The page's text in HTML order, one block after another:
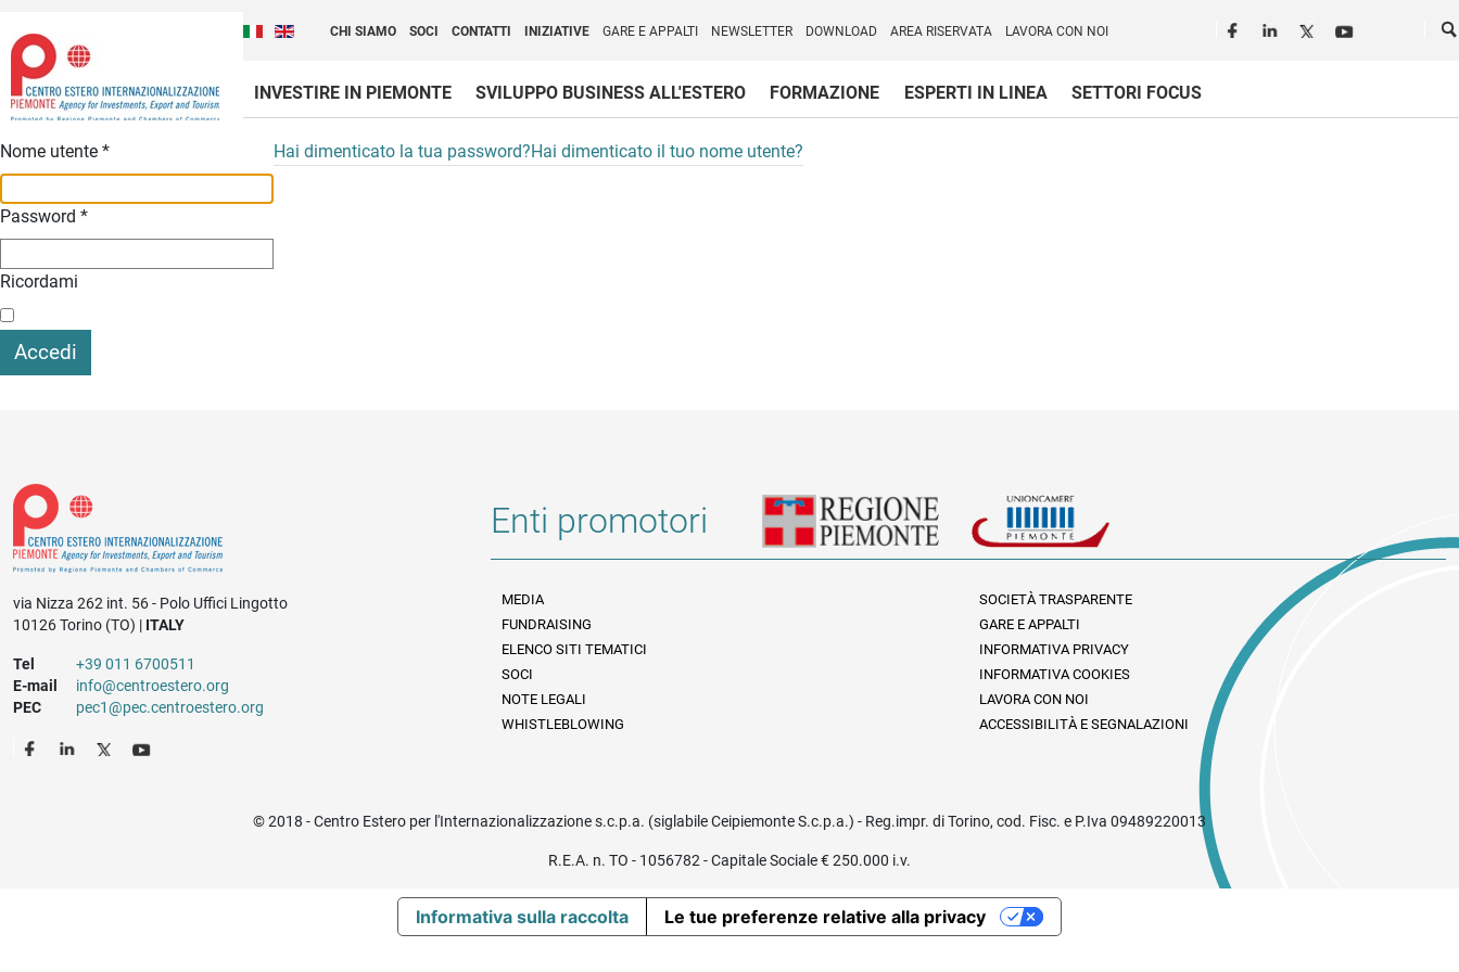
Italiano (Italia)
English (United Kingdom)
CHI SIAMO SOCI CONTATTI INIZIATIVE GARE E APPALTI NEWSLETTER DOWNLOAD AREA RISERVATA LAVORA CON NOI Seguici in rete
INVESTIRE IN PIEMONTE SVILUPPO BUSINESS ALL'ESTERO FORMAZIONE ESPERTI IN LINEA
SETTORI FOCUS
Nome utente *
Password *
Ricordami
Accedi
Hai dimenticato la tua password?Hai dimenticato il tuo nome utente?
via Nizza 262 int. 56 - Polo Uffici Lingotto
10126 Torino (TO) | ITALY
Tel
+39 011 6700511
E-mail
info@centroestero.org
PEC
pec1@pec.centroestero.org
Enti promotori
Informazioni legali e trasparenza
MEDIA
SOCIETÀ TRASPARENTE
FUNDRAISING
GARE E APPALTI
ELENCO SITI TEMATICI
INFORMATIVA PRIVACY
SOCI
INFORMATIVA COOKIES
NOTE LEGALI
LAVORA CON NOI
WHISTLEBLOWING
ACCESSIBILITÀ E SEGNALAZIONI
© 2018 - Centro Estero per l'Internazionalizzazione s.c.p.a. (siglabile Ceipiemonte S.c.p.a.) - Reg.impr. di Torino, cod. Fisc. e P.Iva 09489220013
R.E.A. n. TO - 1056782 - Capitale Sociale € 250.000 i.v.
Informativa sulla raccolta Le tue preferenze relative alla privacy